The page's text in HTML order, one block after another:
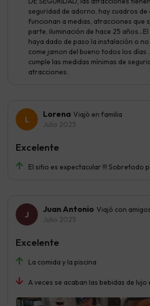
seguridad de adorno, hay cuadros
funcionan a medias, atracciones que
parte, iluminación de hace 25
haya dado de paso la instalación o
come jamon del bueno todos los días
cumple las medidas mínimas de
atracciones.
Lorena Viajó en familia
Julio 2025
El sitio es expectacular !!! Sobretodo
Excelente
Juan Antonio Viajó con
Julio 2025
La comida y la piscina
A veces se acaban las bebidas de lujo
Excelente